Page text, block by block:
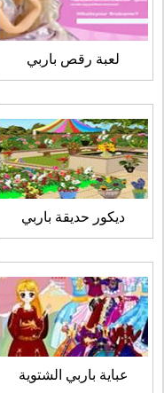
لعبة رقص باربي
ديكور حديقة باربي
عباية باربي الشتوية